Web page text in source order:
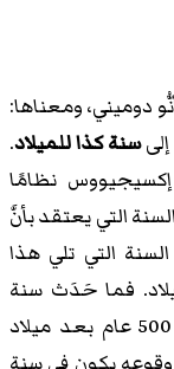
دوميني، ومعناها:
سنة كذا للميلاد.
إكسيجيووس نظامًا
التي يعتقد بأنَّ
التي تلي هذا
فما حَدَث سنة
500م مثلاً فإن حدوثه قد جاء بعد مرور 500 عام بعد ميلاد